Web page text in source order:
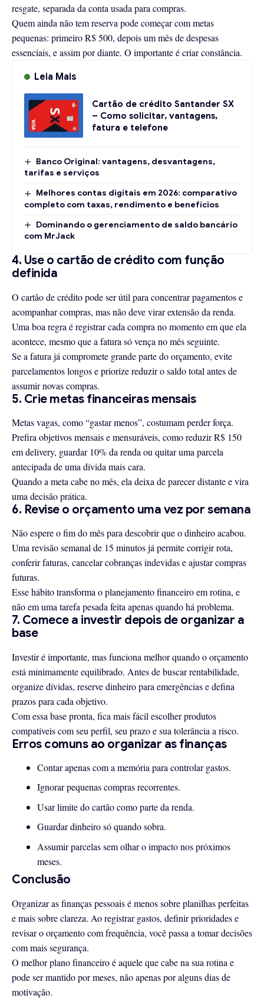
resgate, separada da conta usada para compras.
Quem ainda não tem reserva pode começar com metas
pequenas: primeiro R$ 500, depois um mês de despesas
essenciais, e assim por diante. O importante é criar constância.
Leia Mais
Cartão de crédito Santander SX
– Como solicitar, vantagens,
fatura e telefone
Banco Original: vantagens, desvantagens,
tarifas e serviços
Melhores contas digitais em 2026: comparativo
completo com taxas, rendimento e benefícios
Dominando o gerenciamento de saldo bancário
com MrJack
4. Use o cartão de crédito com função
definida
O cartão de crédito pode ser útil para concentrar pagamentos e
acompanhar compras, mas não deve virar extensão da renda.
Uma boa regra é registrar cada compra no momento em que ela
acontece, mesmo que a fatura só vença no mês seguinte.
Se a fatura já compromete grande parte do orçamento, evite
parcelamentos longos e priorize reduzir o saldo total antes de
assumir novas compras.
5. Crie metas financeiras mensais
Metas vagas, como “gastar menos”, costumam perder força.
Prefira objetivos mensais e mensuráveis, como reduzir R$ 150
em delivery, guardar 10% da renda ou quitar uma parcela
antecipada de uma dívida mais cara.
Quando a meta cabe no mês, ela deixa de parecer distante e vira
uma decisão prática.
6. Revise o orçamento uma vez por semana
Não espere o fim do mês para descobrir que o dinheiro acabou.
Uma revisão semanal de 15 minutos já permite corrigir rota,
conferir faturas, cancelar cobranças indevidas e ajustar compras
futuras.
Esse hábito transforma o planejamento financeiro em rotina, e
não em uma tarefa pesada feita apenas quando há problema.
7. Comece a investir depois de organizar a
base
Investir é importante, mas funciona melhor quando o orçamento
está minimamente equilibrado. Antes de buscar rentabilidade,
organize dívidas, reserve dinheiro para emergências e defina
prazos para cada objetivo.
Com essa base pronta, fica mais fácil escolher produtos
compatíveis com seu perfil, seu prazo e sua tolerância a risco.
Erros comuns ao organizar as finanças
Contar apenas com a memória para controlar gastos.
Ignorar pequenas compras recorrentes.
Usar limite do cartão como parte da renda.
Guardar dinheiro só quando sobra.
Assumir parcelas sem olhar o impacto nos próximos
meses.
Conclusão
Organizar as finanças pessoais é menos sobre planilhas perfeitas
e mais sobre clareza. Ao registrar gastos, definir prioridades e
revisar o orçamento com frequência, você passa a tomar decisões
com mais segurança.
O melhor plano financeiro é aquele que cabe na sua rotina e
pode ser mantido por meses, não apenas por alguns dias de
motivação.